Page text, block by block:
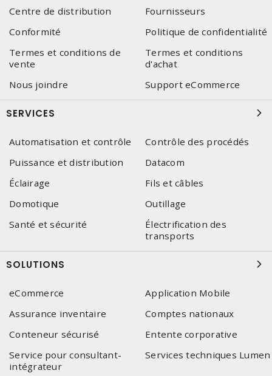
Centre de distribution
Fournisseurs
Conformité
Politique de confidentialité
Termes et conditions de
vente
Termes et conditions
d'achat
Nous joindre
Support eCommerce
SERVICES
Automatisation et contrôle
Contrôle des procédés
Puissance et distribution
Datacom
Éclairage
Fils et câbles
Domotique
Outillage
Santé et sécurité
Électrification des
transports
SOLUTIONS
eCommerce
Application Mobile
Assurance inventaire
Comptes nationaux
Conteneur sécurisé
Entente corporative
Service pour consultant-
intégrateur
Services techniques Lumen